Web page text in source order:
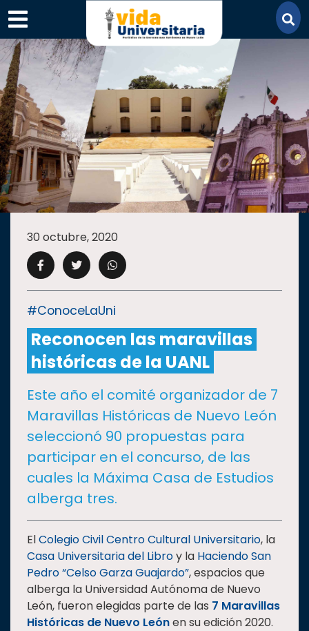
×
SECCIONES
ACADEMIA
CAMPUS UANL
CULTURA
I+D+IEXPERTOS
SALUD
SUSTENTABILIDAD
TEMAS
Oferta
educativa
30 octubre, 2020
#ConoceLaUni
Reconocen las maravillas
históricas de la UANL
Este año el comité organizador de 7
Maravillas Históricas de Nuevo León
seleccionó 90 propuestas para
participar en el concurso, de las
cuales la Máxima Casa de Estudios
alberga tres.
ElColegio Civil Centro Cultural Universitario, la
Casa Universitaria del Libroy la Haciendo San
Pedro “Celso Garza Guajardo”, espacios que
alberga la Universidad Autónoma de Nuevo
León, fueron elegidas parte de las 7 Maravillas
Históricas de Nuevo Leónen su edición 2020.